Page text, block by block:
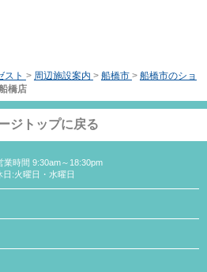
スト > 周辺施設案内 > 船橋市 > 船橋市のショ
橋店
ジトップに戻る
業時間 9:30am～18:30pm
日:火曜日・水曜日